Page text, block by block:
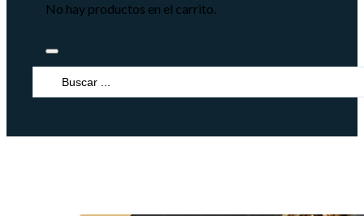
No hay productos en el carrito.
Search
...